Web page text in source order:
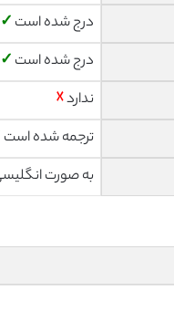
درج شده است ✓
درج شده است ✓
ندارد☓
ترجمه شده است
به صورت